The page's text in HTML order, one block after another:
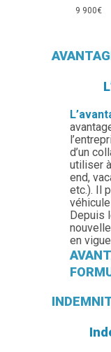
9 900€
d’un
utiliser
end,
etc.). Il
Depuis
en